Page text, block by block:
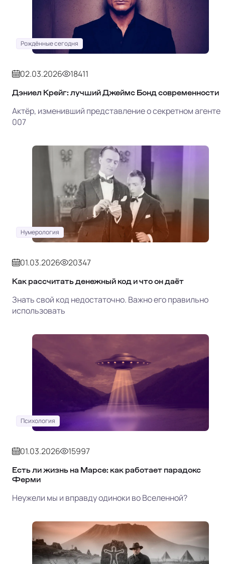
Рождённые сегодня
02.03.2026 18411
Дэниел Крейг: лучший Джеймс Бонд современности
Актёр, изменивший представление о секретном агенте
007
Нумерология
01.03.2026 20347
Как рассчитать денежный код и что он даёт
Знать свой код недостаточно. Важно его правильно
использовать
Психология
01.03.2026 15997
Есть ли жизнь на Марсе: как работает парадокс
Ферми
Неужели мы и вправду одиноки во Вселенной?